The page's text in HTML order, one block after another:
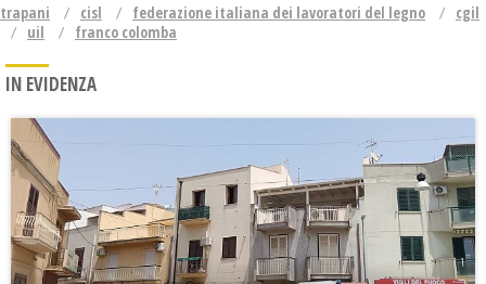
trapani cisl federazione italiana dei lavoratori del legno
cgil
uil
franco colomba
IN EVIDENZA